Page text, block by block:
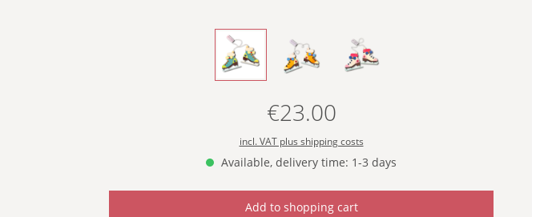
- GREEN - - ORANGE -- WHITE -
Regular price:
€23.00
incl. VAT plus shipping costs
Available, delivery time: 1-3 days
Add to shopping cart